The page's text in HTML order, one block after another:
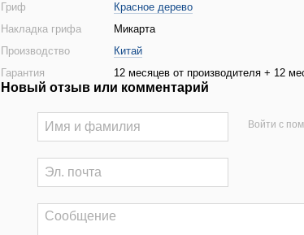
Гриф
Красное дерево
Накладка грифа
Микарта
Производство
Китай
Гарантия
12 месяцев от производителя + 12
Новый отзыв или комментарий
Войти с